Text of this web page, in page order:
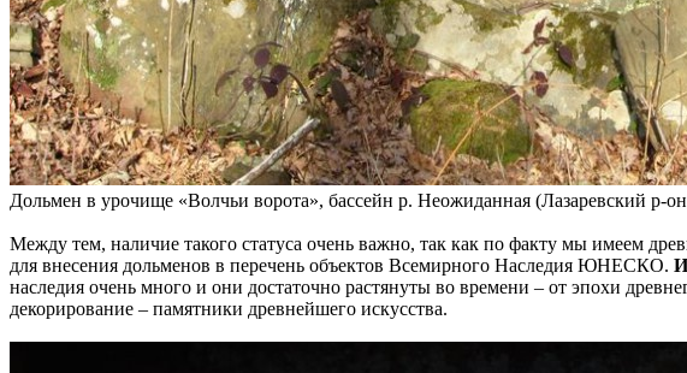
Дольмен в урочище «Волчьи ворота», бассейн р. Неожиданная (Лазаревский р-
Между тем, наличие такого статуса очень важно, так как по факту мы имеем
для внесения дольменов в перечень объектов Всемирного Наследия ЮНЕСКО.
наследия очень много и они достаточно растянуты во времени – от эпохи
декорирование – памятники древнейшего искусства.